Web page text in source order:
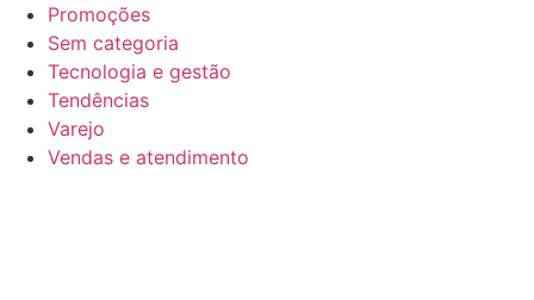
Promoções
Sem categoria
Tecnologia e gestão
Tendências
Varejo
Vendas e atendimento